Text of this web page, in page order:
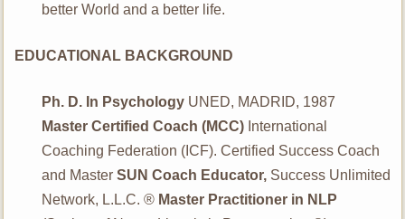
better World and a better life.
EDUCATIONAL BACKGROUND
Ph. D. In Psychology UNED, MADRID, 1987
Master Certified Coach (MCC) International
Coaching Federation (ICF). Certified Success Coach
and Master SUN Coach Educator, Success Unlimited
Network, L.L.C. ® Master Practitioner in NLP